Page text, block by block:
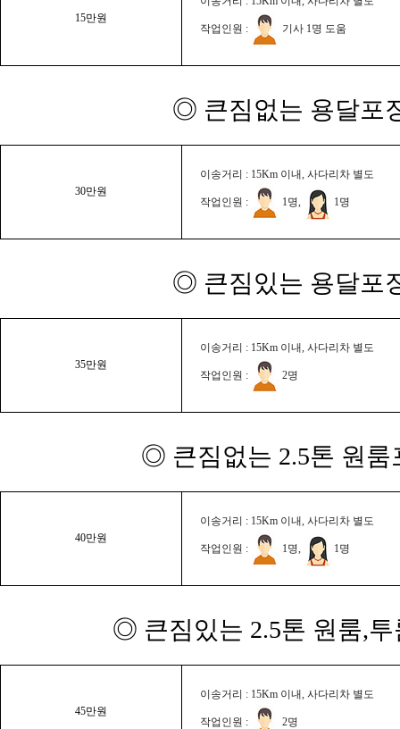
15만원
작업인원 : 기사 1명 도움
◎ 큰짐없는 용달포
30만원
이송거리 : 15Km 이내, 사다리차 별도
작업인원 : 1명, 1명
◎ 큰짐있는 용달포
35만원
이송거리 : 15Km 이내, 사다리차 별도
작업인원 : 2명
◎ 큰짐없는 2.5톤 원룸
40만원
이송거리 : 15Km 이내, 사다리차 별도
작업인원 : 1명, 1명
◎ 큰짐있는 2.5톤 원룸,
45만원
이송거리 : 15Km 이내, 사다리차 별도
작업인원 : 2명